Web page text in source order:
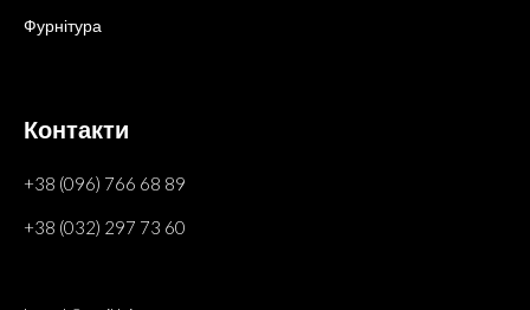
Фурнітура
Контакти
+38 (096) 766 68 89
+38 (032) 297 73 60